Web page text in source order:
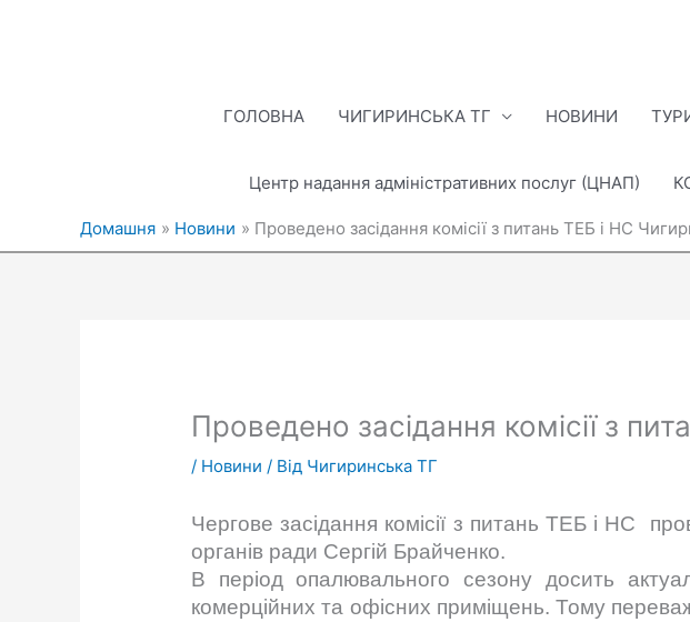
ГОЛОВНА ЧИГИРИНСЬКА ТГ НОВИНИ
Центр надання адміністративних послуг (ЦНАП)
Домашня Новини Проведено засідання комісії з питань ТЕБ і НС
Проведено засідання комісії з
/ Новини / Від Чигиринська ТГ
Чергове засідання комісії з питань ТЕБ і НС
органів ради Сергій Брайченко.
В період опалювального сезону досить
комерційних та офісних приміщень. Тому